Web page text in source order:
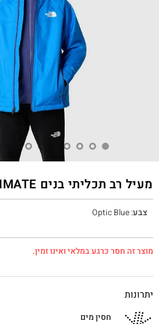
מעיל רב תכליתי בנים VORTEX TRICLIMATE
צבע:
Optic Blue
מוצר זה חסר כרגע במלאי ואינו זמין.
יתרונות
חסין מים